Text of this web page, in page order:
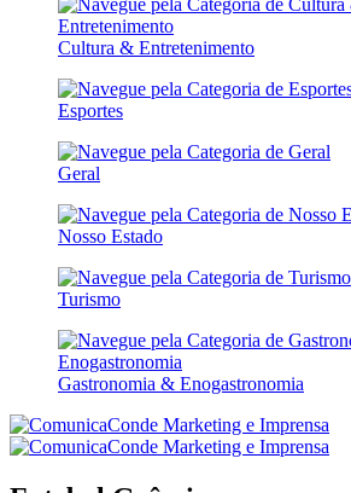
Cultura & Entretenimento
Esportes
Geral
Nosso Estado
Turismo
Gastronomia & Enogastronomia